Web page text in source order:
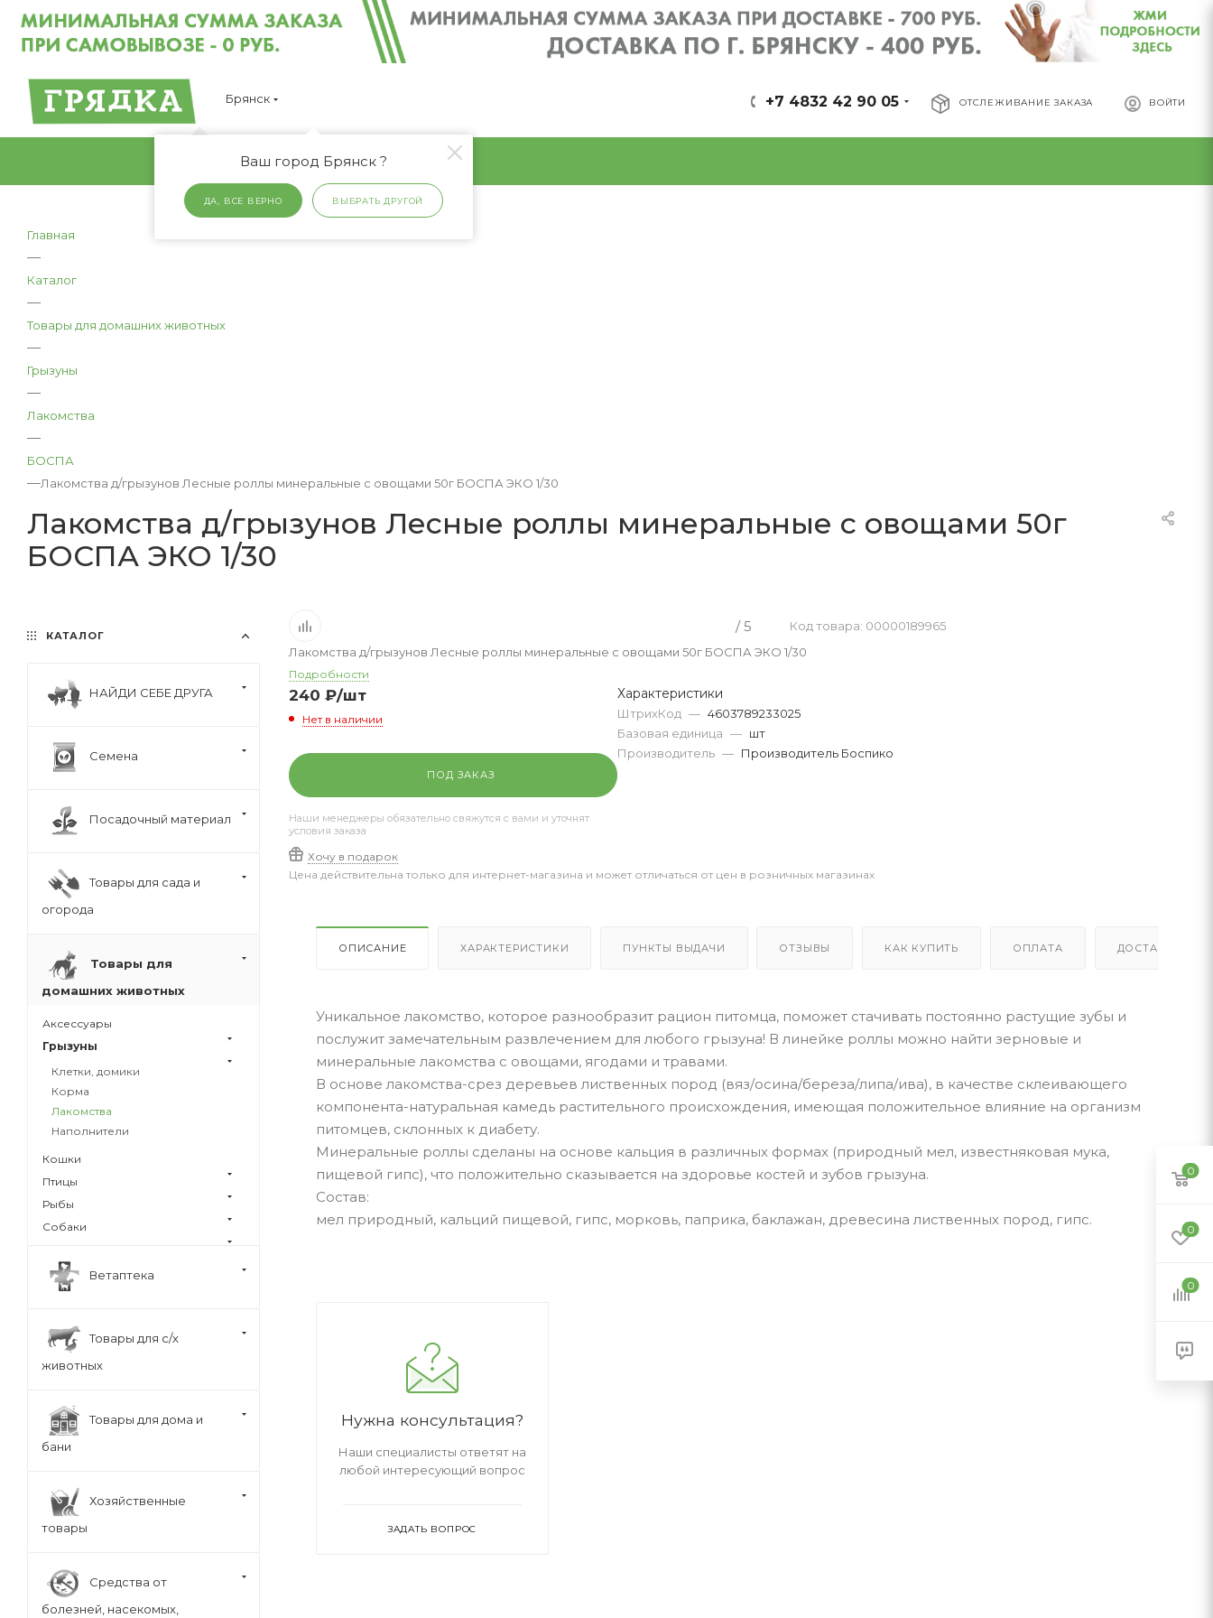
Брянск
Ваш город Брянск ?
ДА, ВСЕ ВЕРНО ВЫБРАТЬ ДРУГОЙ
ОТСЛЕЖИВАНИЕ ЗАКАЗА ВОЙТИ
+7 4832 42 90 05
Главная
—
Каталог
—
Товары для домашних животных
—
Грызуны
—
Лакомства
—
БОСПА
—Лакомства д/грызунов Лесные роллы минеральные с овощами 50г БОСПА ЭКО 1/30
Лакомства д/грызунов Лесные роллы минеральные с овощами 50г
БОСПА ЭКО 1/30
/ 5
Код товара: 00000189965
Лакомства д/грызунов Лесные роллы минеральные с овощами 50г БОСПА ЭКО 1/30
Подробности
240 ₽/шт
Нет в наличии
ПОД ЗАКАЗ
Наши менеджеры обязательно свяжутся с вами и уточнят
условия заказа
Хочу в подарок
Характеристики
ШтрихКод — 4603789233025
Базовая единица — шт
Производитель — Производитель Боспико
Цена действительна только для интернет-магазина и может отличаться от цен в розничных магазинах
ОПИСАНИЕ ХАРАКТЕРИСТИКИ ПУНКТЫ ВЫДАЧИ ОТЗЫВЫ КАК КУПИТЬ ОПЛАТА ДОСТАВКА
Уникальное лакомство, которое разнообразит рацион питомца, поможет стачивать постоянно растущие зубы и
послужит замечательным развлечением для любого грызуна! В линейке роллы можно найти зерновые и
минеральные лакомства с овощами, ягодами и травами.
В основе лакомства-срез деревьев лиственных пород (вяз/осина/береза/липа/ива), в качестве склеивающего
компонента-натуральная камедь растительного происхождения, имеющая положительное влияние на организм
питомцев, склонных к диабету.
Минеральные роллы сделаны на основе кальция в различных формах (природный мел, известняковая мука,
пищевой гипс), что положительно сказывается на здоровье костей и зубов грызуна.
Cостав:
мел природный, кальций пищевой, гипс, морковь, паприка, баклажан, древесина лиственных пород, гипс.
Нужна консультация?
Наши специалисты ответят на
любой интересующий вопрос
ЗАДАТЬ ВОПРОС
КАТАЛОГ
НАЙДИ СЕБЕ ДРУГА
Семена
Посадочный материал
Товары для сада и
огорода
Товары для
домашних животных
Аксессуары
Грызуны
Клетки, домики
Корма
Лакомства
Наполнители
Кошки
Птицы
Рыбы
Собаки
Ветаптека
Товары для с/х
животных
Товары для дома и
бани
Хозяйственные
товары
Средства от
болезней, насекомых,
0
0
0